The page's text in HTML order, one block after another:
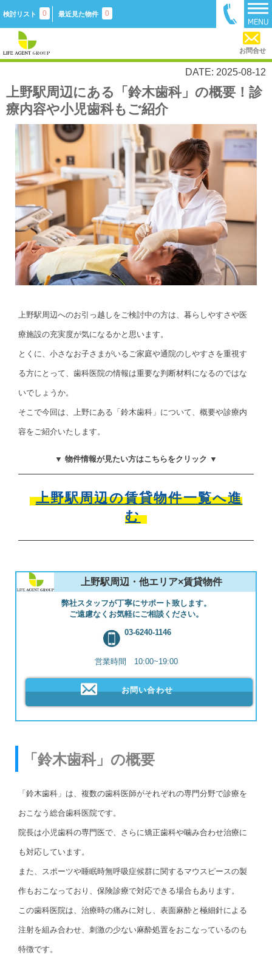
検討リスト 0 最近見た物件 0
お問合せ
DATE: 2025-08-12
上野駅周辺にある「鈴木歯科」の概要！診
療内容や小児歯科もご紹介
上野駅周辺へのお引っ越しをご検討中の方は、暮らしやすさや医
療施設の充実度が気になるかと思います。
とくに、小さなお子さまがいるご家庭や通院のしやすさを重視す
る方にとって、歯科医院の情報は重要な判断材料になるのではな
いでしょうか。
そこで今回は、上野にある「鈴木歯科」について、概要や診療内
容をご紹介いたします。
▼ 物件情報が見たい方はこちらをクリック ▼
上野駅周辺の賃貸物件一覧へ進
む
上野駅周辺・他エリア×賃貸物件
弊社スタッフが丁寧にサポート致します。
ご遠慮なくお気軽にご相談ください。
03-6240-1146
営業時間 10:00~19:00
お問い合わせ
「鈴木歯科」の概要
「鈴木歯科」は、複数の歯科医師がそれぞれの専門分野で診療を
おこなう総合歯科医院です。
院長は小児歯科の専門医で、さらに矯正歯科や噛み合わせ治療に
も対応しています。
また、スポーツや睡眠時無呼吸症候群に関するマウスピースの製
作もおこなっており、保険診療で対応できる場合もあります。
この歯科医院は、治療時の痛みに対し、表面麻酔と極細針による
注射を組み合わせ、刺激の少ない麻酔処置をおこなっているのも
特徴です。